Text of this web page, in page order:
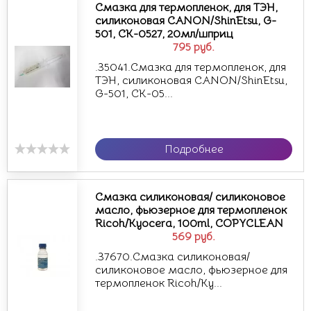
795 руб.
Смазка для термопленок, для ТЭН,
силиконовая CANON/ShinEtsu, G-
501, CK-0527, 20мл/шприц
.35041.Смазка для термопленок, для
ТЭН, силиконовая CANON/ShinEtsu,
G-501, CK-05...
Подробнее
569 руб.
Смазка силиконовая/ силиконовое
масло, фьюзерное для термопленок
Ricoh/Kyocera, 100ml, COPYCLEAN
.37670.Смазка силиконовая/
силиконовое масло, фьюзерное для
термопленок Ricoh/Ky...